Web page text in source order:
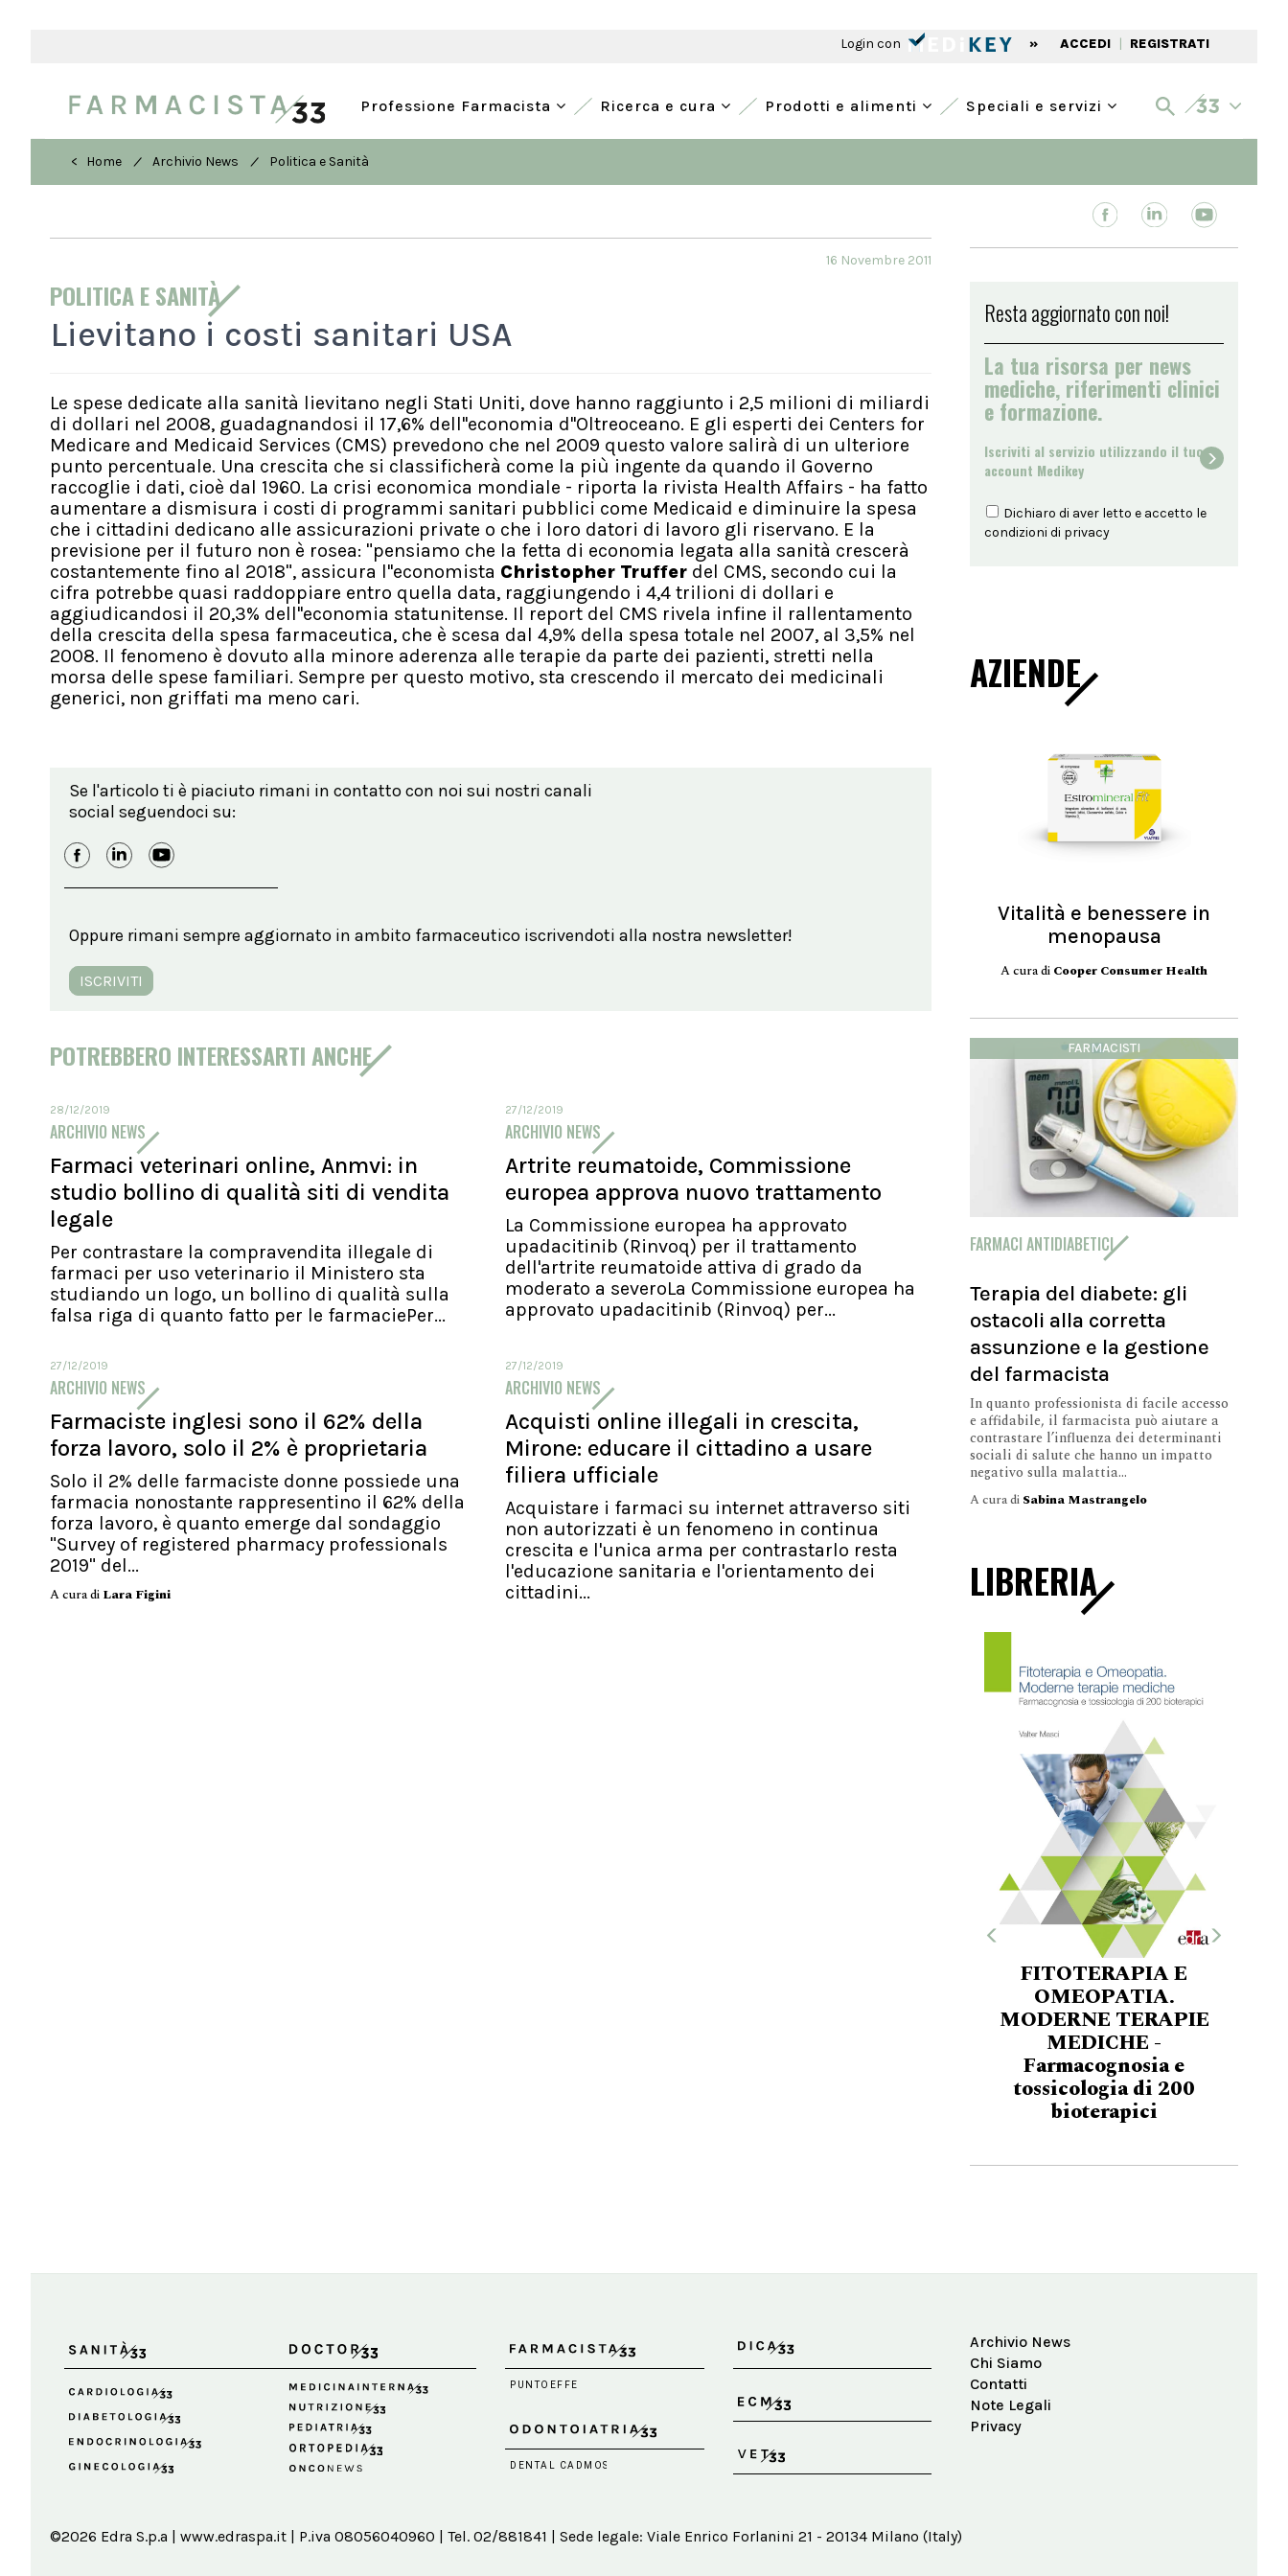
Login con » ACCEDI | REGISTRATI
Professione Farmacista Ricerca e cura Prodotti e alimenti Speciali e servizi
< Home / Archivio News / Politica e Sanità
POLITICA E SANITÀ
16 Novembre 2011
Lievitano i costi sanitari USA
Le spese dedicate alla sanità lievitano negli Stati Uniti, dove hanno raggiunto i 2,5 milioni di miliardi
di dollari nel 2008, guadagnandosi il 17,6% dell''economia d''Oltreoceano. E gli esperti dei Centers for
Medicare and Medicaid Services (CMS) prevedono che nel 2009 questo valore salirà di un ulteriore
punto percentuale. Una crescita che si classificherà come la più ingente da quando il Governo
raccoglie i dati, cioè dal 1960. La crisi economica mondiale - riporta la rivista Health Affairs - ha fatto
aumentare a dismisura i costi di programmi sanitari pubblici come Medicaid e diminuire la spesa
che i cittadini dedicano alle assicurazioni private o che i loro datori di lavoro gli riservano. E la
previsione per il futuro non è rosea: "pensiamo che la fetta di economia legata alla sanità crescerà
costantemente fino al 2018", assicura l''economista Christopher Truffer del CMS, secondo cui la
cifra potrebbe quasi raddoppiare entro quella data, raggiungendo i 4,4 trilioni di dollari e
aggiudicandosi il 20,3% dell''economia statunitense. Il report del CMS rivela infine il rallentamento
della crescita della spesa farmaceutica, che è scesa dal 4,9% della spesa totale nel 2007, al 3,5% nel
2008. Il fenomeno è dovuto alla minore aderenza alle terapie da parte dei pazienti, stretti nella
morsa delle spese familiari. Sempre per questo motivo, sta crescendo il mercato dei medicinali
generici, non griffati ma meno cari.
Se l'articolo ti è piaciuto rimani in contatto con noi sui nostri canali
social seguendoci su:
Oppure rimani sempre aggiornato in ambito farmaceutico iscrivendoti alla nostra newsletter!
ISCRIVITI
POTREBBERO INTERESSARTI ANCHE
28/12/2019
ARCHIVIO NEWS
Farmaci veterinari online, Anmvi: in
studio bollino di qualità siti di vendita
legale
Per contrastare la compravendita illegale di
farmaci per uso veterinario il Ministero sta
studiando un logo, un bollino di qualità sulla
falsa riga di quanto fatto per le farmaciePer...
27/12/2019
ARCHIVIO NEWS
Artrite reumatoide, Commissione
europea approva nuovo trattamento
La Commissione europea ha approvato
upadacitinib (Rinvoq) per il trattamento
dell'artrite reumatoide attiva di grado da
moderato a severoLa Commissione europea ha
approvato upadacitinib (Rinvoq) per...
27/12/2019
ARCHIVIO NEWS
Farmaciste inglesi sono il 62% della
forza lavoro, solo il 2% è proprietaria
Solo il 2% delle farmaciste donne possiede una
farmacia nonostante rappresentino il 62% della
forza lavoro, è quanto emerge dal sondaggio
"Survey of registered pharmacy professionals
2019" del...
A cura di Lara Figini
27/12/2019
ARCHIVIO NEWS
Acquisti online illegali in crescita,
Mirone: educare il cittadino a usare
filiera ufficiale
Acquistare i farmaci su internet attraverso siti
non autorizzati è un fenomeno in continua
crescita e l'unica arma per contrastarlo resta
l'educazione sanitaria e l'orientamento dei
cittadini...
Resta aggiornato con noi!
La tua risorsa per news
mediche, riferimenti clinici
e formazione.
Iscriviti al servizio utilizzando il tuo
account Medikey
Dichiaro di aver letto e accetto le
condizioni di privacy
AZIENDE
Vitalità e benessere in
menopausa
A cura di Cooper Consumer Health
FARMACISTI
FARMACI ANTIDIABETICI
Terapia del diabete: gli
ostacoli alla corretta
assunzione e la gestione
del farmacista
In quanto professionista di facile accesso
e affidabile, il farmacista può aiutare a
contrastare l’influenza dei determinanti
sociali di salute che hanno un impatto
negativo sulla malattia...
A cura di Sabina Mastrangelo
LIBRERIA
FITOTERAPIA E
OMEOPATIA.
MODERNE TERAPIE
MEDICHE -
Farmacognosia e
tossicologia di 200
bioterapici
Archivio News
Chi Siamo
Contatti
Note Legali
Privacy
©2026 Edra S.p.a | www.edraspa.it | P.iva 08056040960 | Tel. 02/881841 | Sede legale: Viale Enrico Forlanini 21 - 20134 Milano (Italy)